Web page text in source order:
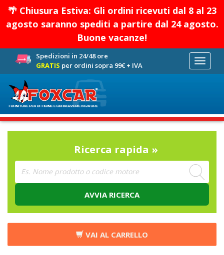
🌴 Chiusura Estiva: Gli ordini ricevuti dal 8 al 23
agosto saranno spediti a partire dal 24 agosto.
Buone vacanze!
Spedizioni in 24/48 ore
GRATIS per ordini sopra 99€ + IVA
Toggle
Ricerca rapida »
AVVIA RICERCA
VAI AL CARRELLO